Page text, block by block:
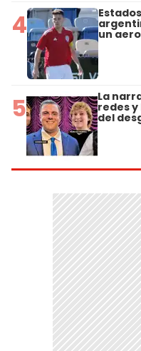
4 un
5 La
redes
del